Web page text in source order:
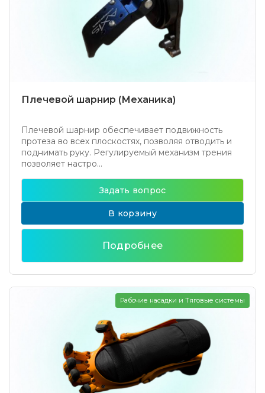
Плечевой шарнир (Механика)
Плечевой шарнир обеспечивает подвижность
протеза во всех плоскостях, позволяя отводить и
поднимать руку. Регулируемый механизм трения
позволяет настро...
Задать вопрос
В корзину
Подробнее
Рабочие насадки и Тяговые системы